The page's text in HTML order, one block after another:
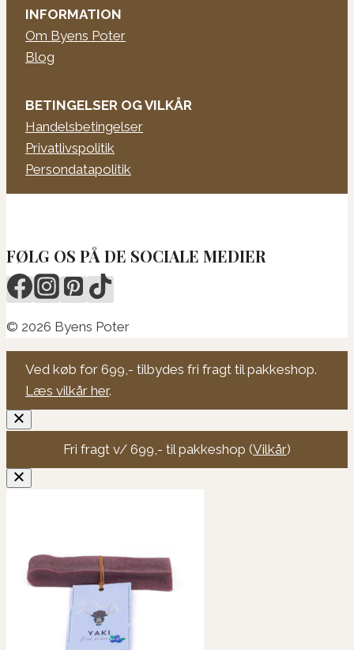
INFORMATION
Om Byens Poter
Blog
BETINGELSER OG VILKÅR
Handelsbetingelser
Privatlivspolitik
Persondatapolitik
FØLG OS PÅ DE SOCIALE MEDIER
© 2026 Byens Poter
Ved køb for 699,- tilbydes fri fragt til pakkeshop.
Læs vilkår her.
Fri fragt v/ 699,- til pakkeshop (Vilkår)